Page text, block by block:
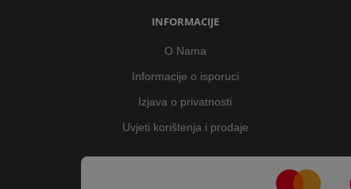
INFORMACIJE
O Nama
Informacije o isporuci
Izjava o privatnosti
Uvjeti korištenja i prodaje